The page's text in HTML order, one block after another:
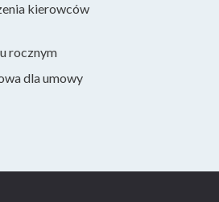
kierowców
rocznym
dla umowy